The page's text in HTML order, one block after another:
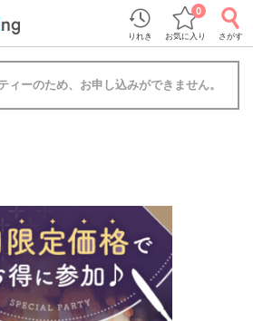
りれき お気に入り
0
さがす
ィーのため、お申し込みができません。